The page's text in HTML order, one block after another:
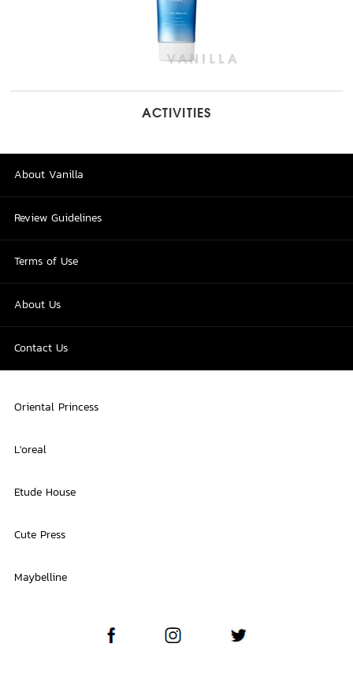
ACTIVITIES
About Vanilla
Review Guidelines
Terms of Use
About Us
Contact Us
Oriental Princess
L'oreal
Etude House
Cute Press
Maybelline